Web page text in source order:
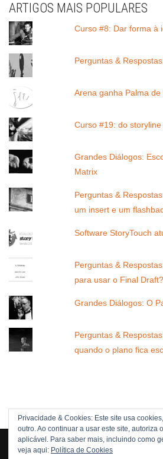
ARTIGOS MAIS POPULARES
Curso #8: Dar forma à
Perguntas &
Arena ganha Palma
Curso #19: do
Grandes Diálogos:
Matrix
Perguntas &
um insert e um
Software StoryTouch
Perguntas &
para usar o Final Draft?
Grandes Diálogos: O
Perguntas &
quando o plano fica
Privacidade & Cookies: Este site usa
outro. Ao continuar a usar este site, autoriza
aplicável. Para saber mais, incluindo como
veja aqui: Política de Cookies
Direitos Reservados © 2005 -[current_year]